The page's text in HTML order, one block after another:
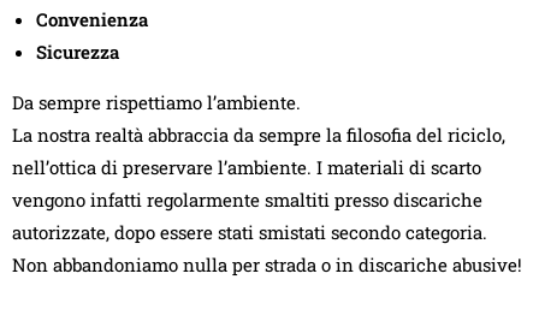
Convenienza
Sicurezza
Da sempre rispettiamo l’ambiente.
La nostra realtà abbraccia da sempre la filosofia del riciclo,
nell’ottica di preservare l’ambiente. I materiali di scarto
vengono infatti regolarmente smaltiti presso discariche
autorizzate, dopo essere stati smistati secondo categoria.
Non abbandoniamo nulla per strada o in discariche abusive!